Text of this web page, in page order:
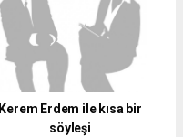
Kerem Erdem ile kısa bir
söyleşi